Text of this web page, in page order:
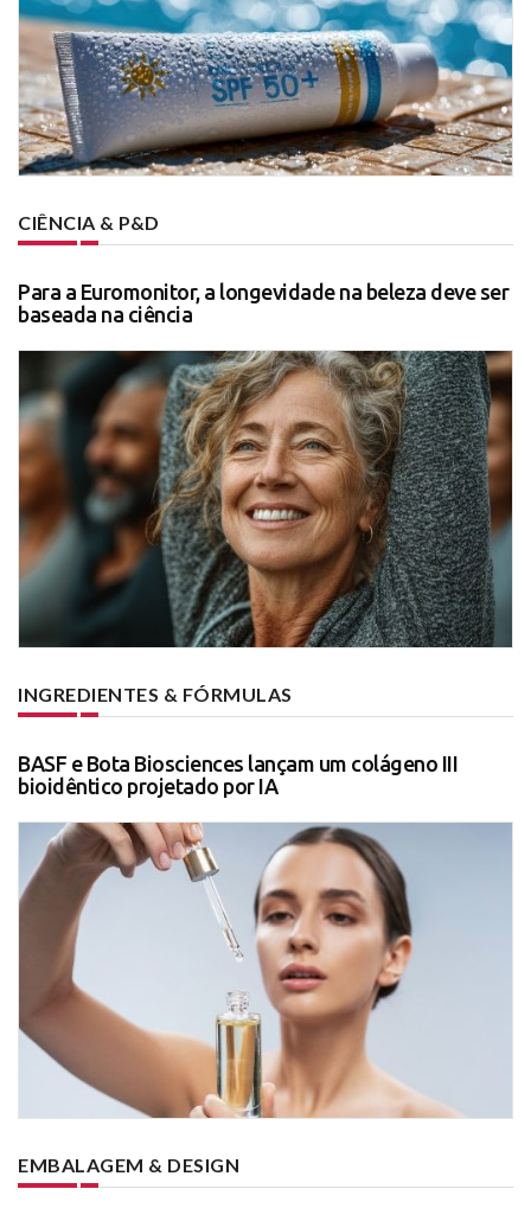
CIÊNCIA & P&D
Para a Euromonitor, a longevidade na beleza deve ser
baseada na ciência
INGREDIENTES & FÓRMULAS
BASF e Bota Biosciences lançam um colágeno III
bioidêntico projetado por IA
EMBALAGEM & DESIGN